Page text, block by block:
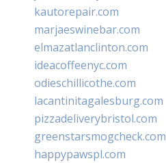
kautorepair.com
marjaeswinebar.com
elmazatlanclinton.com
ideacoffeenyc.com
odieschillicothe.com
lacantinitagalesburg.com
pizzadeliverybristol.com
greenstarsmogcheck.com
happypawspl.com